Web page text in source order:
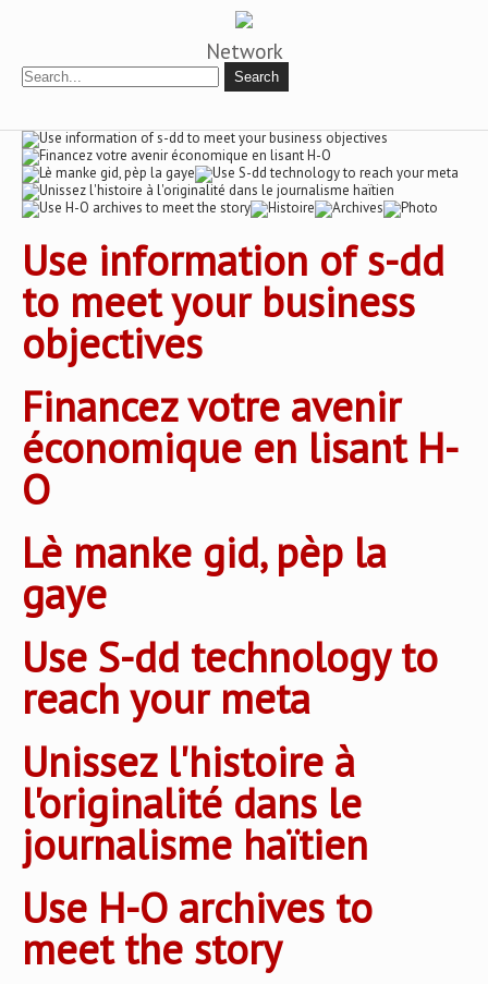
Network
Use information of s-dd
to meet your business
objectives
Financez votre avenir
économique en lisant H-
O
Lè manke gid, pèp la
gaye
Use S-dd technology to
reach your meta
Unissez l'histoire à
l'originalité dans le
journalisme haïtien
Use H-O archives to
meet the story